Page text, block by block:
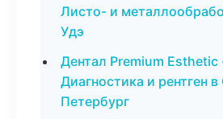
Листо- и
Удэ
Дентал Premium Esthetic
Диагностика и рентген
Петербург